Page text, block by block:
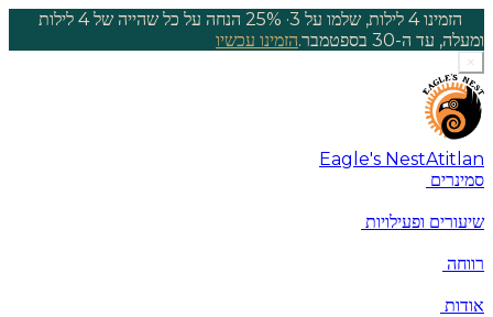
הזמינו 4 לילות, שלמו על 3 ·
25% הנחה על כל שהייה של 4 לילות
ומעלה, עד ה-30 בספטמבר.
הזמינו עכשיו
×
Eagle's NestAtitlan
סמינרים
שיעורים ופעילויות
רווחה
אודות